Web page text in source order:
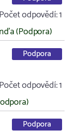
Počet odpovědí:1
(Podpora)
Podpora
Počet odpovědí:1
Podpora